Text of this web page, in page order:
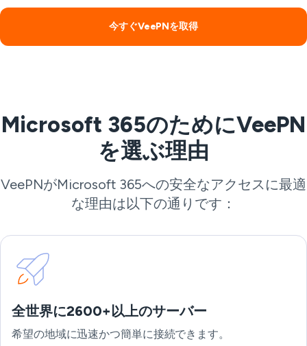
今すぐVeePNを取得
Microsoft 365のためにVeePN
を選ぶ理由
VeePNがMicrosoft 365への安全なアクセスに最適
な理由は以下の通りです：
全世界に2600+以上のサーバー
希望の地域に迅速かつ簡単に接続できます。